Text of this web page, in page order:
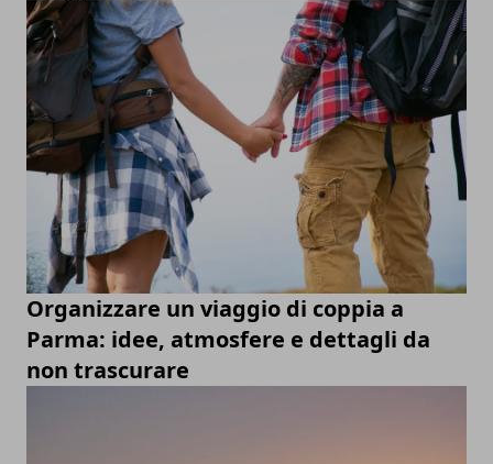
Organizzare un viaggio di coppia a
Parma: idee, atmosfere e dettagli da
non trascurare